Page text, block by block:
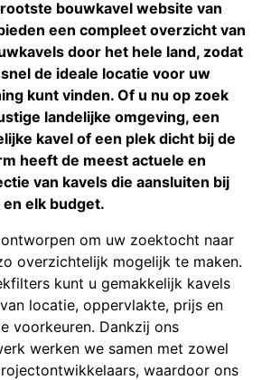
bouwkavel website van
een compleet overzicht van
door het hele land, zodat
de ideale locatie voor uw
kunt vinden. Of u nu op zoek
landelijke omgeving, een
kavel of een plek dicht bij de
heeft de meest actuele en
van kavels die aansluiten bij
elk budget.
om uw zoektocht naar
overzichtelijk mogelijk te maken.
kunt u gemakkelijk kavels
locatie, oppervlakte, prijs en
voorkeuren. Dankzij ons
werken we samen met zowel
waardoor ons